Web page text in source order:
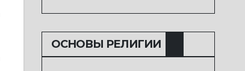
ОСНОВЫ РЕЛИГИИ